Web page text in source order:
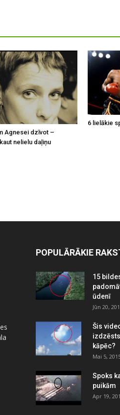
Agnesei dzīvot –
nelielu daļiņu
6 lielākie
POPULĀRĀKIE
15
ūdenī
Jūn 20,
Šis
kāpēc?
Mai 5,
Spoks
puikām
Apr 19,